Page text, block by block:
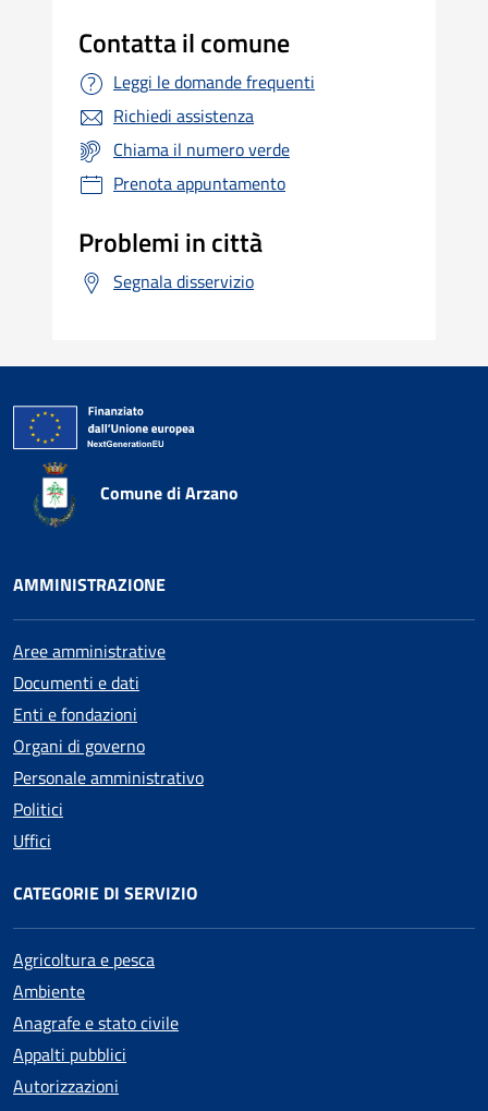
Contatta il comune
Leggi le domande frequenti
Richiedi assistenza
Chiama il numero verde
Prenota appuntamento
Problemi in città
Segnala disservizio
Comune di Arzano
AMMINISTRAZIONE
Aree amministrative
Documenti e dati
Enti e fondazioni
Organi di governo
Personale amministrativo
Politici
Uffici
CATEGORIE DI SERVIZIO
Agricoltura e pesca
Ambiente
Anagrafe e stato civile
Appalti pubblici
Autorizzazioni